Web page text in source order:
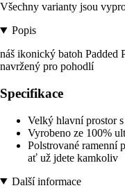
Všechny varianty jsou
Popis
náš ikonický batoh Padded
navržený pro pohodlí
Specifikace
Velký hlavní prostor
Vyrobeno ze 100%
Polstrované ramenní
ať už jdete kamkoliv
Další informace